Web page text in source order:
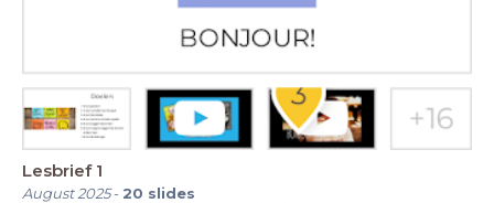
Lesbrief 1
August 2025- 20 slides